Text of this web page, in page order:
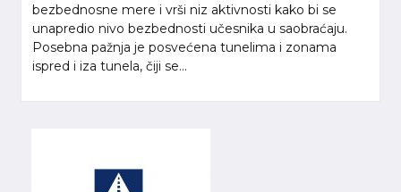
bezbednosne mere i vrši niz aktivnosti kako bi se
unapredio nivo bezbednosti učesnika u saobraćaju.
Posebna pažnja je posvećena tunelima i zonama
ispred i iza tunela, čiji se...